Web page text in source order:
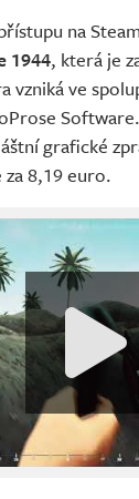
na
1944, která je
vzniká ve
grafické
za 8,19 euro.